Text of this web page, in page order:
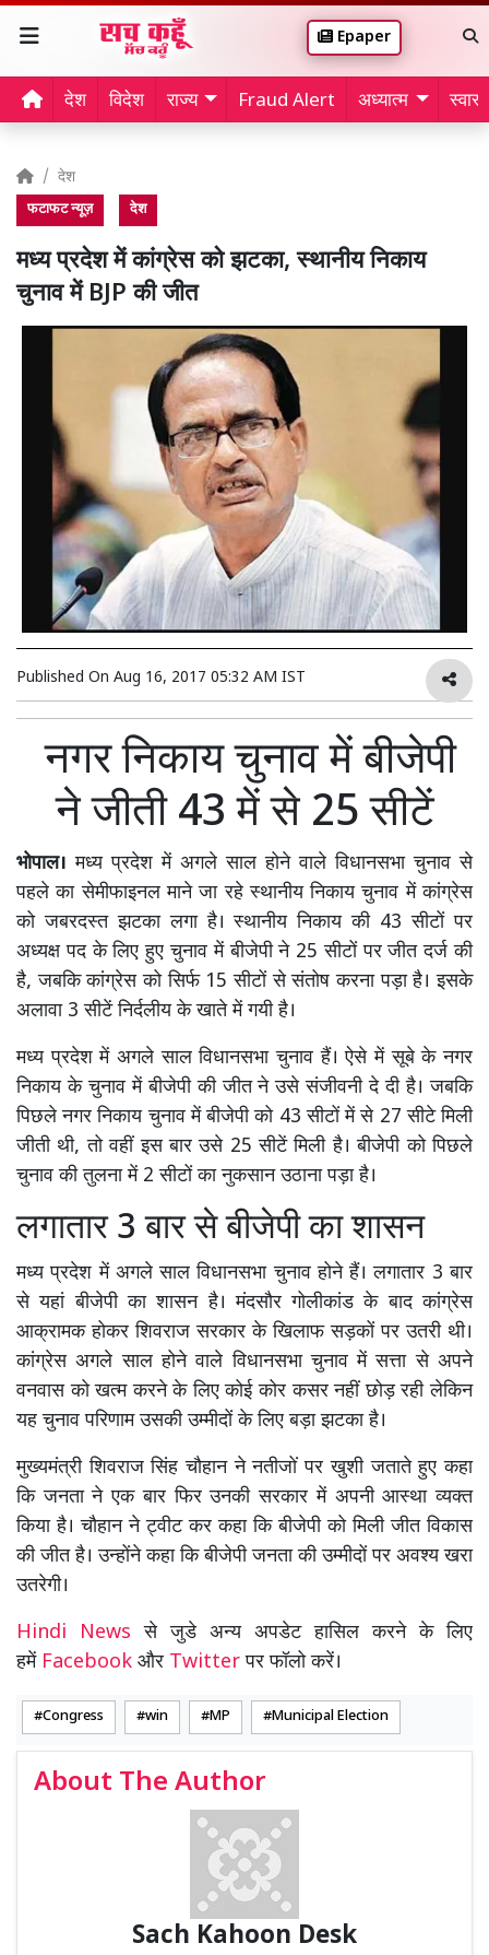
Epaper
देश विदेश राज्य Fraud Alert अध्यात्म
देश
फटाफट न्यूज़ देश
मध्य प्रदेश में कांग्रेस को झटका, स्थानीय निकाय
चुनाव में BJP की जीत
Published On Aug 16, 2017 05:32 AM IST
नगर निकाय चुनाव में बीजेपी
ने जीती 43 में से 25 सीटें
भोपाल। मध्य प्रदेश में अगले साल होने वाले विधानसभा चुनाव से
पहले का सेमीफाइनल माने जा रहे स्थानीय निकाय चुनाव में कांग्रेस
को जबरदस्त झटका लगा है। स्थानीय निकाय की 43 सीटों पर
अध्यक्ष पद के लिए हुए चुनाव में बीजेपी ने 25 सीटों पर जीत दर्ज की
है, जबकि कांग्रेस को सिर्फ 15 सीटों से संतोष करना पड़ा है। इसके
अलावा 3 सीटें निर्दलीय के खाते में गयी है।
मध्य प्रदेश में अगले साल विधानसभा चुनाव हैं। ऐसे में सूबे के नगर
निकाय के चुनाव में बीजेपी की जीत ने उसे संजीवनी दे दी है। जबकि
पिछले नगर निकाय चुनाव में बीजेपी को 43 सीटों में से 27 सीटे मिली
जीती थी, तो वहीं इस बार उसे 25 सीटें मिली है। बीजेपी को पिछले
चुनाव की तुलना में 2 सीटों का नुकसान उठाना पड़ा है।
लगातार 3 बार से बीजेपी का शासन
मध्य प्रदेश में अगले साल विधानसभा चुनाव होने हैं। लगातार 3 बार
से यहां बीजेपी का शासन है। मंदसौर गोलीकांड के बाद कांग्रेस
आक्रामक होकर शिवराज सरकार के खिलाफ सड़कों पर उतरी थी।
कांग्रेस अगले साल होने वाले विधानसभा चुनाव में सत्ता से अपने
वनवास को खत्म करने के लिए कोई कोर कसर नहीं छोड़ रही लेकिन
यह चुनाव परिणाम उसकी उम्मीदों के लिए बड़ा झटका है।
मुख्यमंत्री शिवराज सिंह चौहान ने नतीजों पर खुशी जताते हुए कहा
कि जनता ने एक बार फिर उनकी सरकार में अपनी आस्था व्यक्त
किया है। चौहान ने ट्वीट कर कहा कि बीजेपी को मिली जीत विकास
की जीत है। उन्होंने कहा कि बीजेपी जनता की उम्मीदों पर अवश्य खरा
उतरेगी।
Hindi Newsसे जुडे अन्य अपडेट हासिल करने के लिए
हमें Facebook और Twitterपर फॉलो करें।
Congress win MP Municipal Election
About The Author
Sach Kahoon Desk